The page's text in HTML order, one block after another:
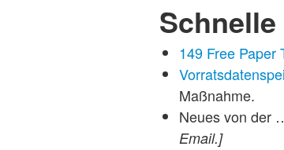
149 Free Paper
Maßnahme.
Neues von der
Email.]